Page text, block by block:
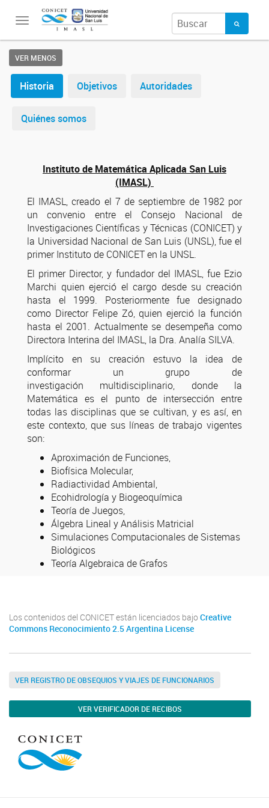
Toggle
navigation
VER MENOS
Historia Objetivos Autoridades
Quiénes somos
Instituto de Matemática Aplicada San Luis
(IMASL)
El IMASL, creado el 7 de septiembre de 1982 por
un convenio entre el Consejo Nacional de
Investigaciones Científicas y Técnicas (CONICET) y
la Universidad Nacional de San Luis (UNSL), fue el
primer Instituto de CONICET en la UNSL.
El primer Director, y fundador del IMASL, fue Ezio
Marchi quien ejerció el cargo desde su creación
hasta el 1999. Posteriormente fue designado
como Director Felipe Zó, quien ejerció la función
hasta el 2001. Actualmente se desempeña como
Directora Interina del IMASL, la Dra. Analía SILVA.
Implícito en su creación estuvo la idea de
conformar un grupo de
investigación multidisciplinario, donde la
Matemática es el punto de intersección entre
todas las disciplinas que se cultivan, y es así, en
este contexto, que sus líneas de trabajo vigentes
son:
Aproximación de Funciones,
Biofísica Molecular,
Radiactividad Ambiental,
Ecohidrología y Biogeoquímica
Teoría de Juegos,
Álgebra Lineal y Análisis Matricial
Simulaciones Computacionales de Sistemas
Biológicos
Teoría Algebraica de Grafos
Los contenidos del CONICET están licenciados bajo Creative
Commons Reconocimiento 2.5 Argentina License
VER REGISTRO DE OBSEQUIOS Y VIAJES DE FUNCIONARIOS
VER VERIFICADOR DE RECIBOS